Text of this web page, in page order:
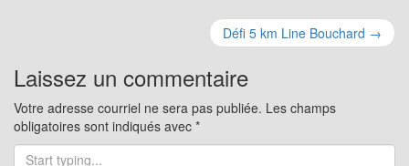
pour
les
articles
Défi 5 km Line Bouchard →
Laissez un commentaire
Votre adresse courriel ne sera pas publiée. Les champs
obligatoires sont indiqués avec *